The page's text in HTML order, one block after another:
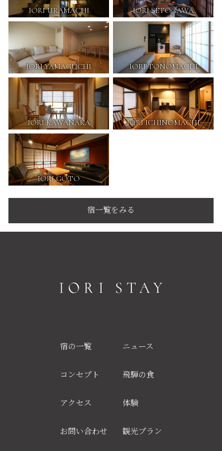
IORI URAMACHI IORI SETOGAWA
IORI YAMAGUCHI IORI TONOMACHI
IORI KAWANAKA IORI ICHINOMACHI
IORI GOTO
宿一覧をみる
宿の一覧
コンセプト
アクセス
お問い合わせ
ニュース
飛騨の食
体験
観光プラン